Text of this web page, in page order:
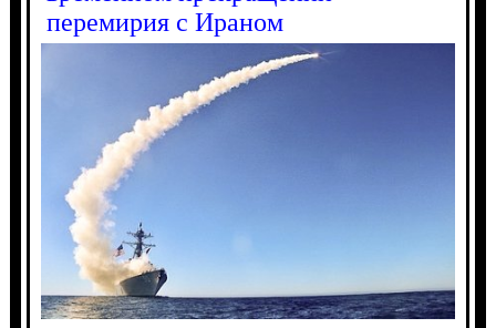
перемирия с Ираном